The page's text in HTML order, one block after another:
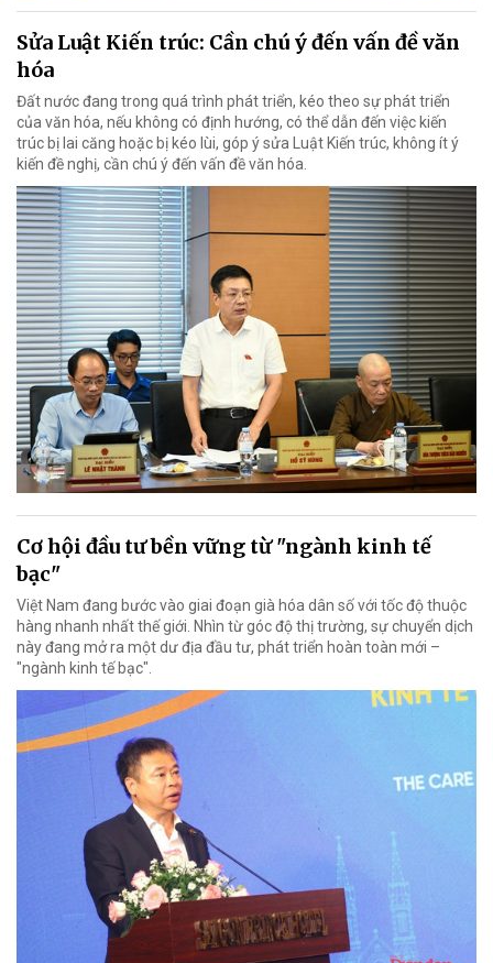
Sửa Luật Kiến trúc: Cần chú ý đến vấn đề văn
hóa
Đất nước đang trong quá trình phát triển, kéo theo sự phát triển
của văn hóa, nếu không có định hướng, có thể dẫn đến việc kiến
trúc bị lai căng hoặc bị kéo lùi, góp ý sửa Luật Kiến trúc, không ít ý
kiến đề nghị, cần chú ý đến vấn đề văn hóa.
Cơ hội đầu tư bền vững từ "ngành kinh tế
bạc"
Việt Nam đang bước vào giai đoạn già hóa dân số với tốc độ thuộc
hàng nhanh nhất thế giới. Nhìn từ góc độ thị trường, sự chuyển dịch
này đang mở ra một dư địa đầu tư, phát triển hoàn toàn mới –
"ngành kinh tế bạc".